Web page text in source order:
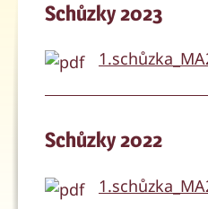
Schůzky 2023
Schůzky 2022